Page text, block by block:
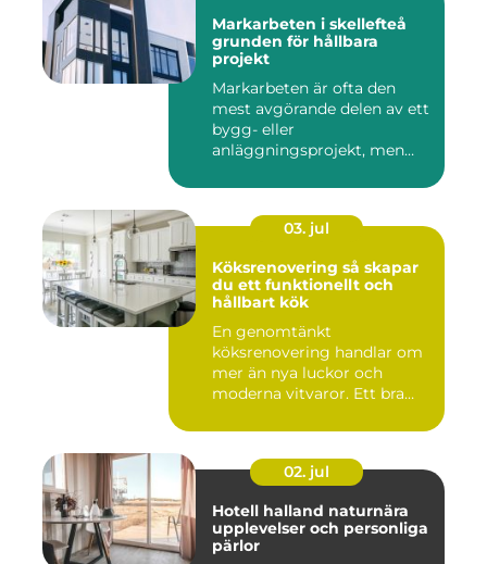
Markarbeten i skellefteå
grunden för hållbara
projekt
Markarbeten är ofta den
mest avgörande delen av ett
bygg- eller
anläggningsprojekt, men
03. jul
Köksrenovering så skapar
du ett funktionellt och
hållbart kök
En genomtänkt
köksrenovering handlar om
mer än nya luckor och
moderna vitvaror. Ett bra
02. jul
Hotell halland naturnära
upplevelser och personliga
pärlor